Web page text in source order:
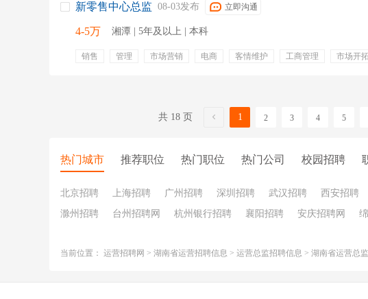
新零售中心总监 08-03发布 立即沟通
4-5万 湘潭 | 5年及以上 | 本科
销售 管理 市场营销 电商 客情维护 工商管理
市场开拓
共 18 页 1 2 3 4 5
热门城市 推荐职位 热门职位 热门公司 校园招聘
北京招聘 上海招聘 广州招聘 深圳招聘 武汉招聘 西安招聘
滁州招聘
台州招聘网 杭州银行招聘 襄阳招聘 安庆招聘网
当前位置： 运营招聘网 > 湖南省运营招聘信息 > 运营总监招聘信息 > 湖南省运营总